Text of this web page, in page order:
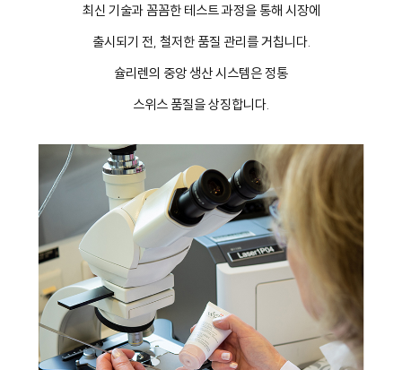
최신 기술과 꼼꼼한 테스트 과정을 통해 시장에
출시되기 전, 철저한 품질 관리를 거칩니다.
슐리렌의 중앙 생산 시스템은 정통
스위스 품질을 상징합니다.